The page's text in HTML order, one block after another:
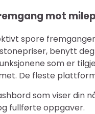
mot
spore
benytt
som er
De fleste
som viser din
fullførte oppgaver.